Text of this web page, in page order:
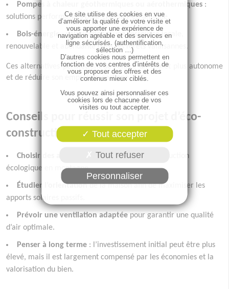
Pompes à chaleur géothermiques ou aérothermiques :
solutions performantes pour chauffer en altitude.
Bois-énergie: valorisation d’une ressource locale,
renouvelable et abondante dans les forêts valaisannes.
Ces alternatives permettent de rendre un chalet plus autonome
et de réduire son empreinte carbone.
Conseils pour réussir son projet d’éco-
construction
Choisir des artisans spécialisésdans la construction
écologique en montagne.
Étudier l’orientationde la maison afin de maximiser les
apports solaires passifs.
Prévoir une ventilation adaptée pour garantir une qualité
d’air optimale.
Penser à long terme : l’investissement initial peut être plus
élevé, mais il est largement compensé par les économies et la
valorisation du bien.
Ce site utilise des cookies en vue
d’améliorer la qualité de votre visite et
vous apporter une expérience de
navigation agréable et des services en
ligne sécurisés. (authentification,
sélection …)
D’autres cookies nous permettent en
fonction de vos centres d’intérêts de
vous proposer des offres et des
contenus mieux ciblés.
Vous pouvez ainsi personnaliser ces
cookies lors de chacune de vos
visites ou tout accepter.
Tout accepter
Tout refuser
Personnaliser